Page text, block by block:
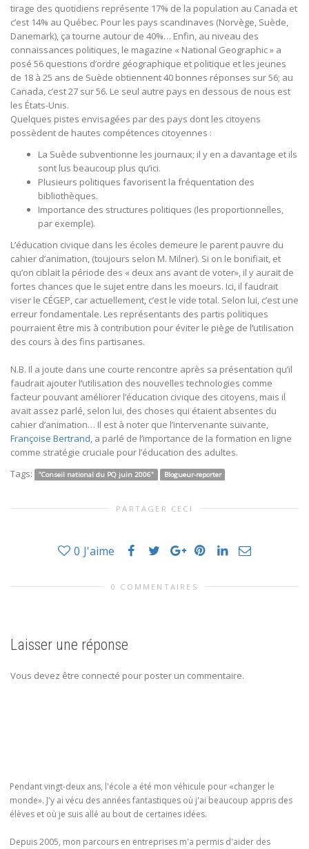
tirage des quotidiens représente 17% de la population au Canada et
c’est 14% au Québec. Pour les pays scandinaves (Norvège, Suède,
Danemark), ça tourne autour de 40%… Enfin, au niveau des
connaissances politiques, le magazine « National Geographic » a
posé 56 questions d’ordre géographique et politique et les jeunes
de 18 à 25 ans de Suède obtiennent 40 bonnes réponses sur 56; au
Canada, c’est 27 sur 56. Le seul autre pays en dessous de nous est
les États-Unis.
Quelques pistes envisagées par des pays dont les citoyens
possèdent de hautes compétences citoyennes :
La Suède subventionne les journaux; il y en a davantage et ils
sont lus beaucoup plus qu’ici.
Plusieurs politiques favorisent la fréquentation des
bibliothèques.
Importance des structures politiques (les proportionnelles,
par exemple).
L’éducation civique dans les écoles demeure le parent pauvre du
cahier d’animation, (toujours selon M. Milner). Si on le bonifiait, et
qu’on ciblait la période des « deux ans avant de voter», il y aurait de
fortes chances que le sujet entre dans les moeurs. Ici, il faudrait
viser le CÉGEP, car actuellement, c’est le vide total. Selon lui, c’est une
erreur fondamentale. Les représentants des partis politiques
pourraient être mis à contribution pour éviter le piège de l’utilisation
des cours à des fins partisanes.
N.B. Il a joute dans une courte rencontre après sa présentation qu’il
faudrait ajouter l’utilisation des nouvelles technologies comme
facteur pouvant améliorer l’éducation civique des citoyens, mais il
avait assez parlé, selon lui, des choses qui étaient absentes du
cahier d’animation… Il est à noter que l’intervenante suivante,
Françoise Bertrand, a parlé de l’importance de la formation en ligne
comme stratégie cruciale pour l’éducation des adultes.
Tags:
"Conseil national du PQ juin 2006" Blogueur-reporter
PARTAGER CECI
0 J'aime
0 COMMENTAIRES
Laisser une réponse
Vous devez être connecté pour poster un commentaire.
Pendant vingt-deux ans, l'école a été mon véhicule pour «changer le
monde». J'y ai vécu des années fantastiques où j'ai beaucoup appris des
élèves et où je suis allé au bout de certaines idées.
Depuis 2005, mon parcours en entreprises m'a permis d'aider des